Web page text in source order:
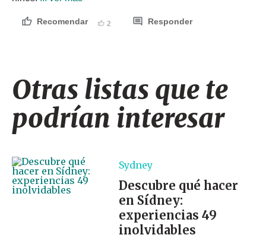
Recomendar 2 Responder
Otras listas que te
podrían interesar
Sydney
Descubre qué hacer
en Sídney:
experiencias 49
inolvidables